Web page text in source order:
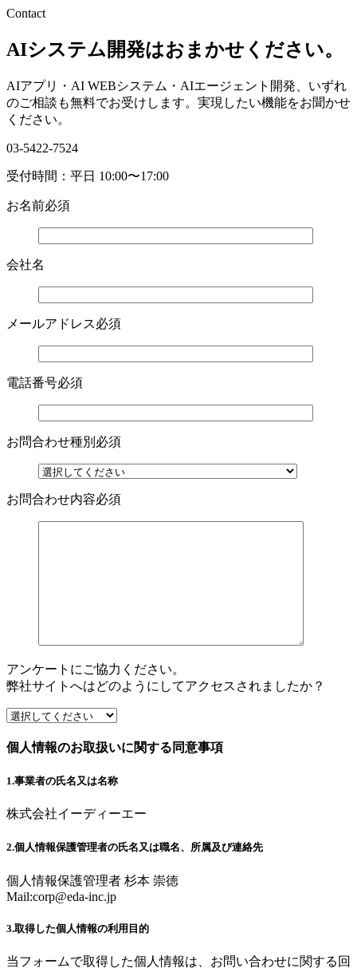
Contact
AIシステム開発はおまかせください。
AIアプリ・AI WEBシステム・AIエージェント開発、いずれ
のご相談も無料でお受けします。実現したい機能をお聞かせ
ください。
03-5422-7524
受付時間：平日 10:00〜17:00
お名前必須
会社名
メールアドレス必須
電話番号必須
お問合わせ種別 必須
お問合わせ内容必須
アンケートにご協力ください。
弊社サイトへはどのようにしてアクセスされましたか？
個人情報のお取扱いに関する同意事項
1.事業者の氏名又は名称
株式会社イーディーエー
2.個人情報保護管理者の氏名又は職名、所属及び連絡先
個人情報保護管理者 杉本 崇徳
Mail:corp@eda-inc.jp
3.取得した個人情報の利用目的
当フォームで取得した個人情報は、お問い合わせに関する回